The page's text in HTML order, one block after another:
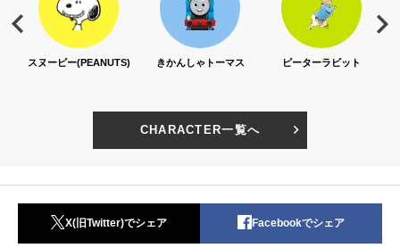
スヌーピー(PEANUTS) きかんしゃトーマス ピーターラビット
CHARACTER一覧へ
X(旧Twitter)でシェア Facebookでシェア